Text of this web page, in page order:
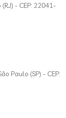
- CEP: 22041-
Paulo (SP) - CEP: